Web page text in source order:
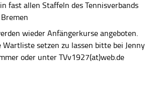
fast allen Staffeln des Tennisverbands
wieder Anfängerkurse angeboten.
Wartliste setzen zu lassen bitte bei Jenny
oder unter TVv1927(at)web.de